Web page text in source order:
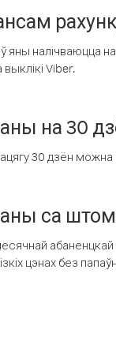
яны налічваюцца
выклікі Viber.
на 30
30 дзён можна
са
абаненцкай
цэнах без